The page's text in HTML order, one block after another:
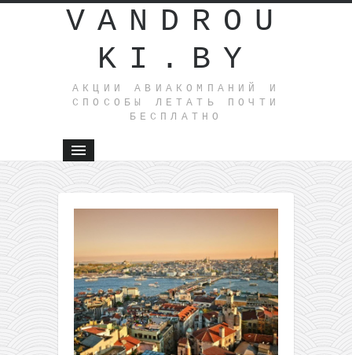
VANDROU
KI.BY
АКЦИИ АВИАКОМПАНИЙ И
СПОСОБЫ ЛЕТАТЬ ПОЧТИ
БЕСПЛАТНО
На
море в
Албанию
всего за
46€
туда-
обратно
Польши